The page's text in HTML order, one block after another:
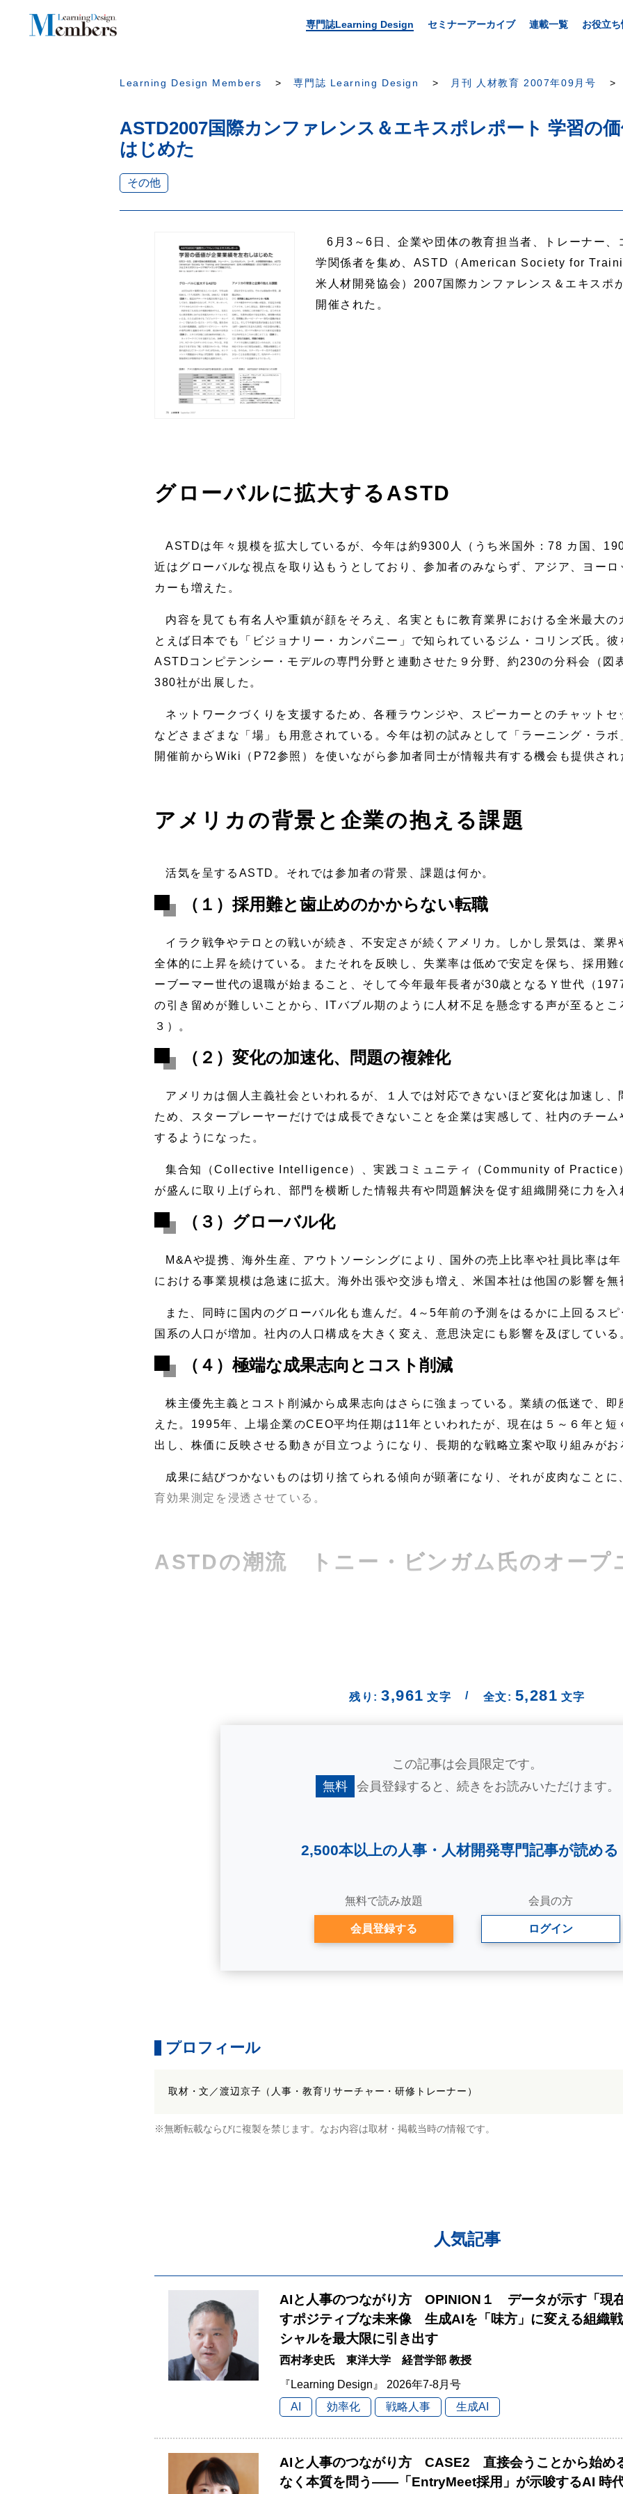
専門誌Learning Design セミナーアーカイブ 連載一覧 お役立ち
Learning Design Members 専門誌 Learning Design 月刊 人材教育 2007年09月号
ASTD2007国際カンファレンス＆エキスポレポート 学習の
はじめた
その他
6月3～6日、企業や団体の教育担当者、トレーナー、
学関係者を集め、ASTD（American Society for
米人材開発協会）2007国際カンファレンス＆エキスポ
開催された。
グローバルに拡大するASTD
ASTDは年々規模を拡大しているが、今年は約9300人（うち米国外：78 カ国、
近はグローバルな視点を取り込もうとしており、参加者のみならず、アジア、ヨー
カーも増えた。
内容を見ても有名人や重鎮が顔をそろえ、名実ともに教育業界における全米最大の
とえば日本でも「ビジョナリー・カンパニー」で知られているジム・コリンズ氏。彼
ASTDコンピテンシー・モデルの専門分野と連動させた９分野、約230の分科会（図
380社が出展した。
ネットワークづくりを支援するため、各種ラウンジや、スピーカーとのチャットセ
などさまざまな「場」も用意されている。今年は初の試みとして「ラーニング・ラ
開催前からWiki（P72参照）を使いながら参加者同士が情報共有する機会も提供され
アメリカの背景と企業の抱える課題
活気を呈するASTD。それでは参加者の背景、課題は何か。
（１）採用難と歯止めのかからない転職
イラク戦争やテロとの戦いが続き、不安定さが続くアメリカ。しかし景気は、業界
全体的に上昇を続けている。またそれを反映し、失業率は低めで安定を保ち、採用
ーブーマー世代の退職が始まること、そして今年最年長者が30歳となるＹ世代（
の引き留めが難しいことから、ITバブル期のように人材不足を懸念する声が至るとこ
３）。
（２）変化の加速化、問題の複雑化
アメリカは個人主義社会といわれるが、１人では対応できないほど変化は加速し
ため、スタープレーヤーだけでは成長できないことを企業は実感して、社内のチー
するようになった。
集合知（Collective Intelligence）、実践コミュニティ（Community of Practice
が盛んに取り上げられ、部門を横断した情報共有や問題解決を促す組織開発に力を入
（３）グローバル化
M&Aや提携、海外生産、アウトソーシングにより、国外の売上比率や社員比率は
における事業規模は急速に拡大。海外出張や交渉も増え、米国本社は他国の影響を無
また、同時に国内のグローバル化も進んだ。4～5年前の予測をはるかに上回るス
国系の人口が増加。社内の人口構成を大きく変え、意思決定にも影響を及ぼしている
（４）極端な成果志向とコスト削減
株主優先主義とコスト削減から成果志向はさらに強まっている。業績の低迷で、即
えた。1995年、上場企業のCEO平均任期は11年といわれたが、現在は５～６年と短
出し、株価に反映させる動きが目立つようになり、長期的な戦略立案や取り組みがお
成果に結びつかないものは切り捨てられる傾向が顕著になり、それが皮肉なことに
育効果測定を浸透させている。
ASTDの潮流 トニー・ビンガム氏のオープ
残り: 3,961 文字 / 全文: 5,281 文字
この記事は会員限定です。
無料
会員登録すると、 続きをお読みいただけます。
2,500本以上の人事・ 人材開発専門記事が読める
無料で読み放題
会員登録する
会員の方
ログイン
プロフィール
取材・文／渡辺京子（人事・教育リサーチャー・研修トレーナー）
※無断転載ならびに複製を禁じます。なお内容は取材・掲載当時の情報です。
人気記事
AIと人事のつながり方 OPINION１ データが示す「現
すポジティブな未来像 生成AIを「味方」に変える組織
シャルを最大限に引き出す
西村孝史氏 東洋大学 経営学部 教授
『Learning Design』 2026年7-8月号
AI
効率化 戦略人事 生成AI
AIと人事のつながり方 CASE2 直接会うことから始め
なく本質を問う――「EntryMeet採用」が示唆するAI 時